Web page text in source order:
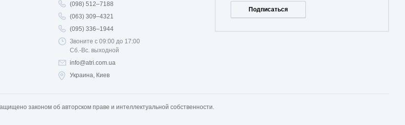
(098) 512–7188
(063) 309–4321
(095) 336–1944
Звоните с 09:00 до 17:00
Сб.-Вс. выходной
info@atri.com.ua
Украина, Киев
Подписаться
законом об авторском праве и интеллектуальной собственности.